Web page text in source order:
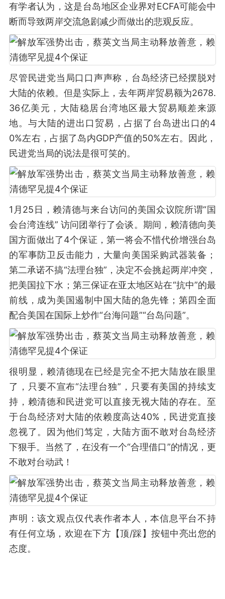
有学者认为，这是台岛地区企业界对ECFA可能会中
断而导致两岸交流急剧减少而做出的悲观反应。
尽管民进党当局口口声声称，台岛经济已经摆脱对
大陆的依赖。但是实际上，去年两岸贸易额为2678.
36亿美元，大陆稳居台湾地区最大贸易顺差来源
地。与大陆的进出口贸易，占据了台岛进出口的4
0%左右，占据了岛内GDP产值的50%左右。因此，
民进党当局的说法是很可笑的。
1月25日，赖清德与来台访问的美国众议院所谓“国
会台湾连线” 访问团举行了会谈。期间，赖清德向美
国方面做出了4个保证，第一将会不惜代价增强台岛
的军事防卫反击能力，大量向美国采购武器装备；
第二承诺不搞“法理台独”，决定不会挑起两岸冲突，
把美国拉下水；第三保证在亚太地区站在“抗中”的最
前线，成为美国遏制中国大陆的急先锋；第四全面
配合美国在国际上炒作“台海问题”“台岛问题”。
很明显，赖清德现在已经是完全不把大陆放在眼里
了，只要不宣布“法理台独”，只要有美国的持续支
持，赖清德和民进党可以直接无视大陆的存在。至
于台岛经济对大陆的依赖度高达40%，民进党直接
忽视了。因为他们笃定，大陆方面不敢对台岛经济
下狠手。当然了，在没有一个“合理借口”的情况，更
不敢对台动武！
声明：该文观点仅代表作者本人，本信息平台不持
有任何立场，欢迎在下方【顶/踩】按钮中亮出您的
态度。